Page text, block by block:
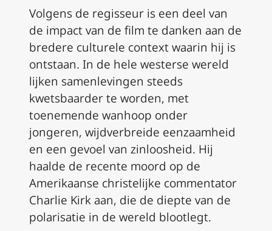
Volgens de regisseur is een deel van
de impact van de film te danken aan de
bredere culturele context waarin hij is
ontstaan. In de hele westerse wereld
lijken samenlevingen steeds
kwetsbaarder te worden, met
toenemende wanhoop onder
jongeren, wijdverbreide eenzaamheid
en een gevoel van zinloosheid. Hij
haalde de recente moord op de
Amerikaanse christelijke commentator
Charlie Kirk aan, die de diepte van de
polarisatie in de wereld blootlegt.